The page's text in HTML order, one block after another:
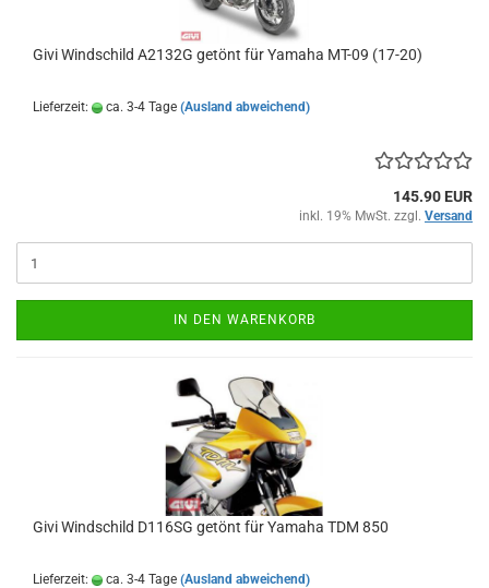
Givi Windschild A2132G getönt für Yamaha MT-09 (17-20)
Lieferzeit: ca. 3-4 Tage (Ausland abweichend)
145.90 EUR
inkl. 19% MwSt. zzgl. Versand
IN DEN WARENKORB
Givi Windschild D116SG getönt für Yamaha TDM 850
Lieferzeit: ca. 3-4 Tage (Ausland abweichend)